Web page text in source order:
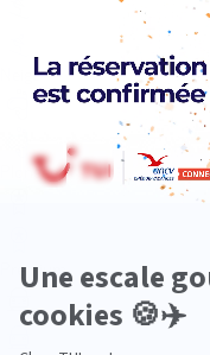
Neige
Plongée
Premium